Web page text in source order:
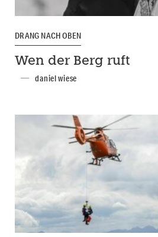
DRANG NACH OBEN
Wen der Berg ruft
daniel wiese